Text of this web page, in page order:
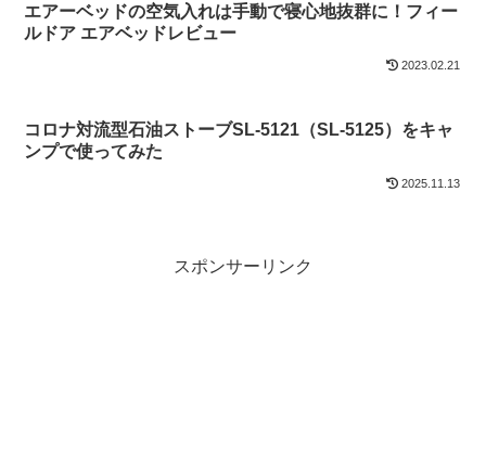
エアーベッドの空気入れは手動で寝心地抜群に！フィー
ルドア エアベッドレビュー
2023.02.21
コロナ対流型石油ストーブSL-5121（SL-5125）をキャ
ンプで使ってみた
2025.11.13
スポンサーリンク